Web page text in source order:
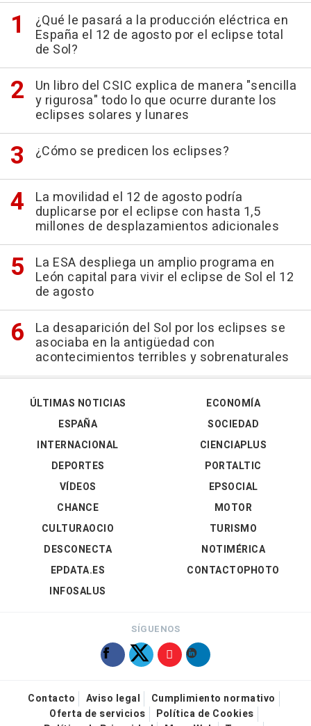
¿Qué le pasará a la producción eléctrica en
España el 12 de agosto por el eclipse total
de Sol?
Un libro del CSIC explica de manera "sencilla
y rigurosa" todo lo que ocurre durante los
eclipses solares y lunares
¿Cómo se predicen los eclipses?
La movilidad el 12 de agosto podría
duplicarse por el eclipse con hasta 1,5
millones de desplazamientos adicionales
La ESA despliega un amplio programa en
León capital para vivir el eclipse de Sol el 12
de agosto
La desaparición del Sol por los eclipses se
asociaba en la antigüedad con
acontecimientos terribles y sobrenaturales
ÚLTIMAS NOTICIAS
ESPAÑA
INTERNACIONAL
DEPORTES
VÍDEOS
ECONOMÍA
SOCIEDAD
CIENCIAPLUS
PORTALTIC
EPSOCIAL
CHANCE
CULTURAOCIO
DESCONECTA
EPDATA.ES
INFOSALUS
MOTOR
TURISMO
NOTIMÉRICA
CONTACTOPHOTO
SÍGUENOS
Contacto Aviso legal
Cumplimiento normativo
Oferta de servicios
Política de Cookies